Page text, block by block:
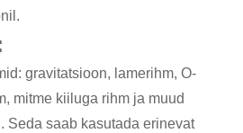
gravitatsioon, lamerihm, O-
mitme kiiluga rihm ja muud
Seda saab kasutada erinevat